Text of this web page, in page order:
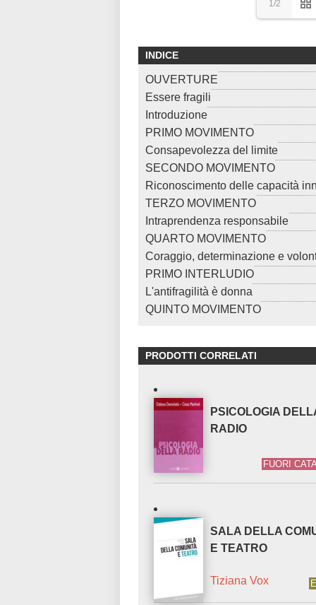
1/2
INDICE
OUVERTURE
Essere fragili
Introduzione
PRIMO MOVIMENTO
Consapevolezza del limite
SECONDO MOVIMENTO
Riconoscimento delle capacità
TERZO MOVIMENTO
Intraprendenza responsabile
QUARTO MOVIMENTO
Coraggio, determinazione e
PRIMO INTERLUDIO
L'antifragilità è donna
QUINTO MOVIMENTO
PRODOTTI CORRELATI
PSICOLOGIA
RADIO
FUORI
SALA DELLA
E TEATRO
Tiziana Vox